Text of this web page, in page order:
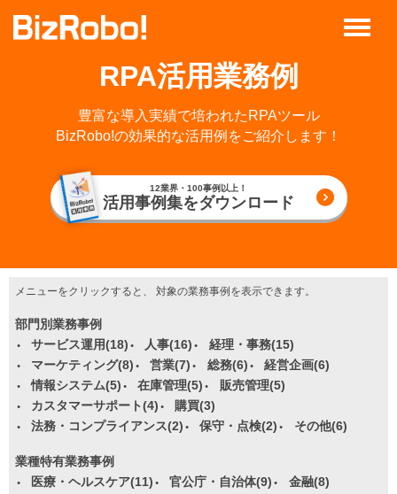
RPA活用業務例
豊富な導入実績で培われた RPAツール
BizRobo!の効果的な活用例をご紹介します！
12業界・100事例以上！
活用事例集をダウンロード
メニューをクリックすると、 対象の業務事例を表示できます。
部門別業務事例
サービス運用(18)
人事(16)
経理・事務(15)
マーケティング(8)
営業(7) 総務(6)
経営企画(6)
情報システム(5)
在庫管理(5)
販売管理(5)
カスタマーサポート(4)
購買(3)
法務・コンプライアンス(2)
保守・点検(2) その他(6)
業種特有業務事例
医療・ヘルスケア(11)
官公庁・自治体(9) 金融(8)